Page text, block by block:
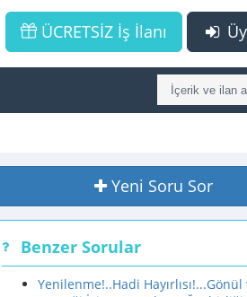
ÜCRETSİZ İş İlanı
Yeni Soru Sor
Benzer Sorular
Yenilenme!..Hadi Hayırlısı!...Gönül